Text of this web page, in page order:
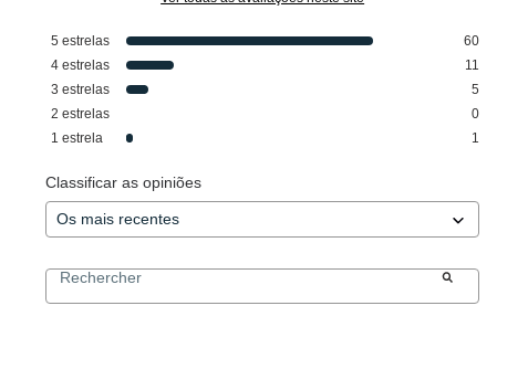
5 estrelas
60
4 estrelas
11
3 estrelas
5
2 estrelas
0
1 estrela 1
Classificar as opiniões